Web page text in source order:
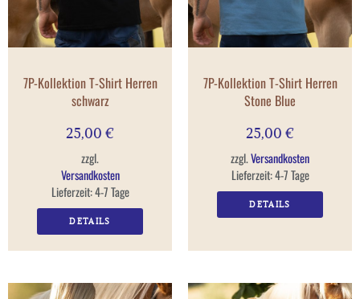
7P-Kollektion T-Shirt Herren
schwarz
25,00 €
zzgl.
Versandkosten
Lieferzeit:4-7 Tage
DETAILS
7P-Kollektion T-Shirt Herren
Stone Blue
25,00 €
zzgl.Versandkosten
Lieferzeit:4-7 Tage
DETAILS